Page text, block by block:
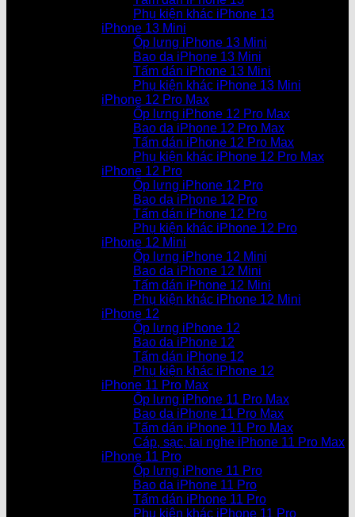
Phụ kiện khác iPhone 13
iPhone 13 Mini
Ốp lưng iPhone 13 Mini
Bao da iPhone 13 Mini
Tấm dán iPhone 13 Mini
Phụ kiện khác iPhone 13 Mini
iPhone 12 Pro Max
Ốp lưng iPhone 12 Pro Max
Bao da iPhone 12 Pro Max
Tấm dán iPhone 12 Pro Max
Phụ kiện khác iPhone 12 Pro Max
iPhone 12 Pro
Ốp lưng iPhone 12 Pro
Bao da iPhone 12 Pro
Tấm dán iPhone 12 Pro
Phụ kiện khác iPhone 12 Pro
iPhone 12 Mini
Ốp lưng iPhone 12 Mini
Bao da iPhone 12 Mini
Tấm dán iPhone 12 Mini
Phụ kiện khác iPhone 12 Mini
iPhone 12
Ốp lưng iPhone 12
Bao da iPhone 12
Tấm dán iPhone 12
Phụ kiện khác iPhone 12
iPhone 11 Pro Max
Ốp lưng iPhone 11 Pro Max
Bao da iPhone 11 Pro Max
Tấm dán iPhone 11 Pro Max
Cáp, sạc, tai nghe iPhone 11 Pro Max
iPhone 11 Pro
Ốp lưng iPhone 11 Pro
Bao da iPhone 11 Pro
Tấm dán iPhone 11 Pro
Phụ kiện khác iPhone 11 Pro